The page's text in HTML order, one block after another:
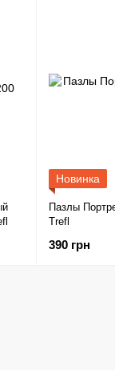
Новинка
Пазлы
Trefl
390 грн